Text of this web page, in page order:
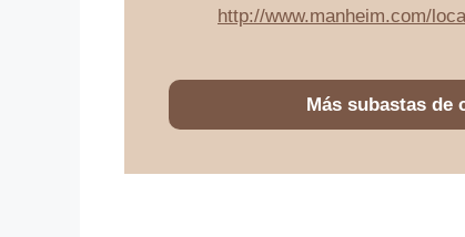
http://www.manheim.com/
Más subastas de